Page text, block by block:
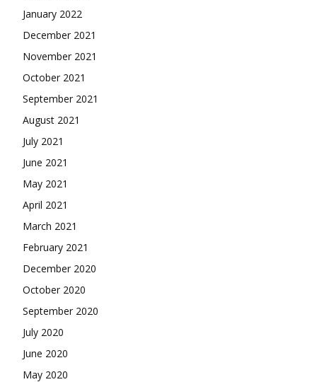
January 2022
December 2021
November 2021
October 2021
September 2021
August 2021
July 2021
June 2021
May 2021
April 2021
March 2021
February 2021
December 2020
October 2020
September 2020
July 2020
June 2020
May 2020